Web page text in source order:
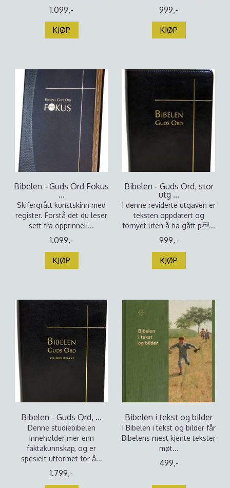
1.099,-
KJØP
999,-
KJØP
Bibelen - Guds Ord Fokus
...
Skifergrått kunstskinn med
register. Forstå det du leser
sett fra opprinneli...
1.099,-
KJØP
Bibelen - Guds Ord, stor
utg ...
I denne reviderte utgaven er
teksten oppdatert og
fornyet uten å ha gått p...
999,-
KJØP
Bibelen - Guds Ord, ...
Denne studiebibelen
inneholder mer enn
faktakunnskap, og er
spesielt utformet for å...
1.799,-
Bibelen i tekst og bilder
I Bibelen i tekst og bilder får
Bibelens mest kjente tekster
møt...
499,-